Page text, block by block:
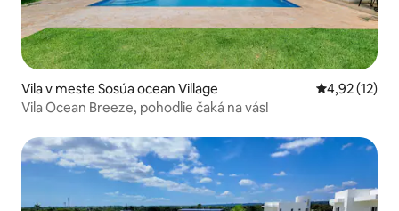
Vila v meste Sosúa ocean Village Priemerné
4,92 (12)
Vila Ocean Breeze, pohodlie čaká na vás!